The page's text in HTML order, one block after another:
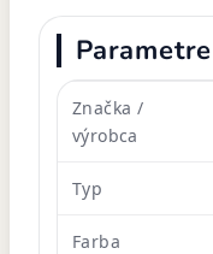
Značka /
výrobca
Typ
Farba